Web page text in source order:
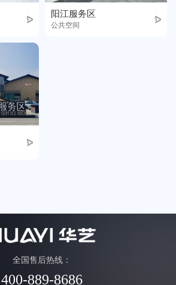
阳江服务区
公共空间
全国售后热线：
400-889-8686